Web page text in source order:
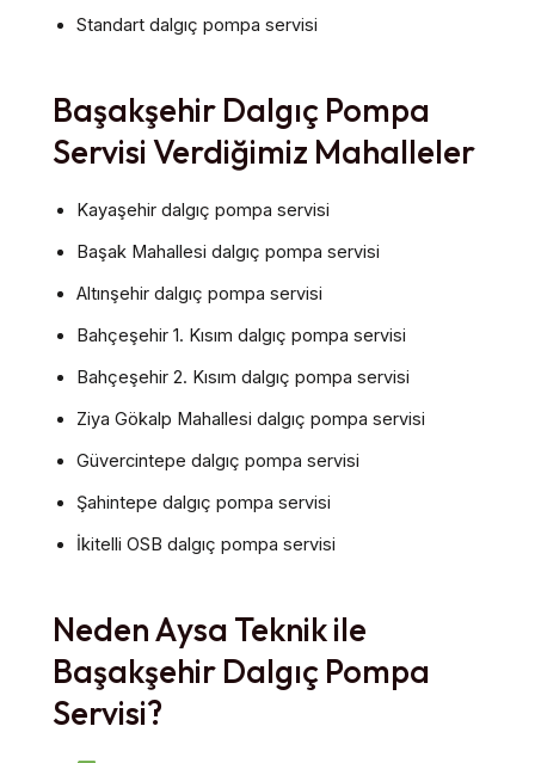
Standart dalgıç pompa servisi
Başakşehir Dalgıç Pompa
Servisi Verdiğimiz Mahalleler
Kayaşehir dalgıç pompa servisi
Başak Mahallesi dalgıç pompa servisi
Altınşehir dalgıç pompa servisi
Bahçeşehir 1. Kısım dalgıç pompa servisi
Bahçeşehir 2. Kısım dalgıç pompa servisi
Ziya Gökalp Mahallesi dalgıç pompa servisi
Güvercintepe dalgıç pompa servisi
Şahintepe dalgıç pompa servisi
İkitelli OSB dalgıç pompa servisi
Neden Aysa Teknik ile
Başakşehir Dalgıç Pompa
Servisi?